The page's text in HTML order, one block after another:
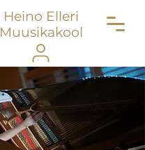
Heino Elleri
Muusikakool